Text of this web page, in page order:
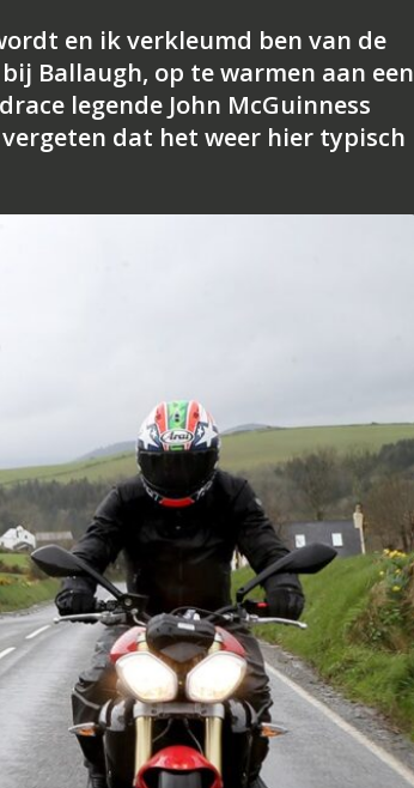
en ik verkleumd ben van de
Ballaugh, op te warmen aan een
legende John McGuinness
dat het weer hier typisch